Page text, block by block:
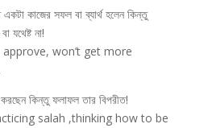
কাজের সফল বা ব্যার্থ হলেন কিন্তু
যথেষ্ট না!
won’t get more
কিন্তু ফলাফল তার বিপরীত!
salah ,thinking how to be